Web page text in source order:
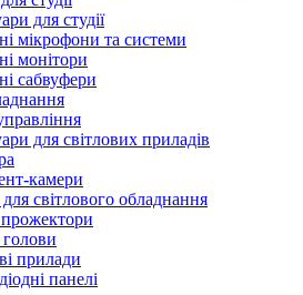
для студії
мікрофони та системи
монітори
сабвуфери
для світлових приладів
камери
світлового обладнання
прилади
панелі